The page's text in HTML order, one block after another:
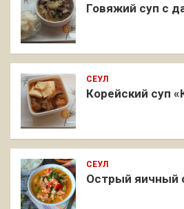
Говяжий суп с
СЕУЛ
Корейский суп
СЕУЛ
Острый яичный